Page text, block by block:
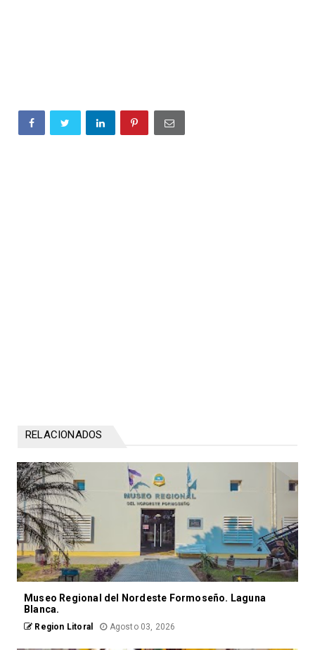
RELACIONADOS
Museo Regional del Nordeste Formoseño. Laguna
Blanca.
Region Litoral Agosto 03, 2026